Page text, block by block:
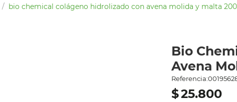
bio chemical colágeno hidrolizado con avena molida y malta
Bio
Avena
Referencia:
$25.800